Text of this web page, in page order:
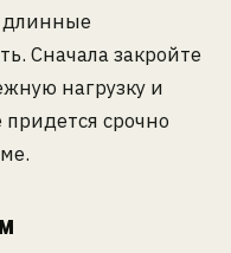
длинные
Сначала закройте
нагрузку и
придется срочно